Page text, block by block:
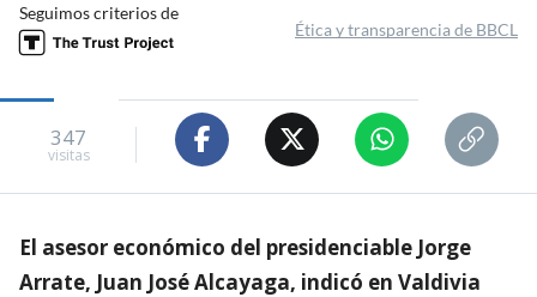
Seguimos criterios de
Ética y transparencia de BBCL
347
visitas
El asesor económico del presidenciable Jorge
Arrate, Juan José Alcayaga, indicó en Valdivia